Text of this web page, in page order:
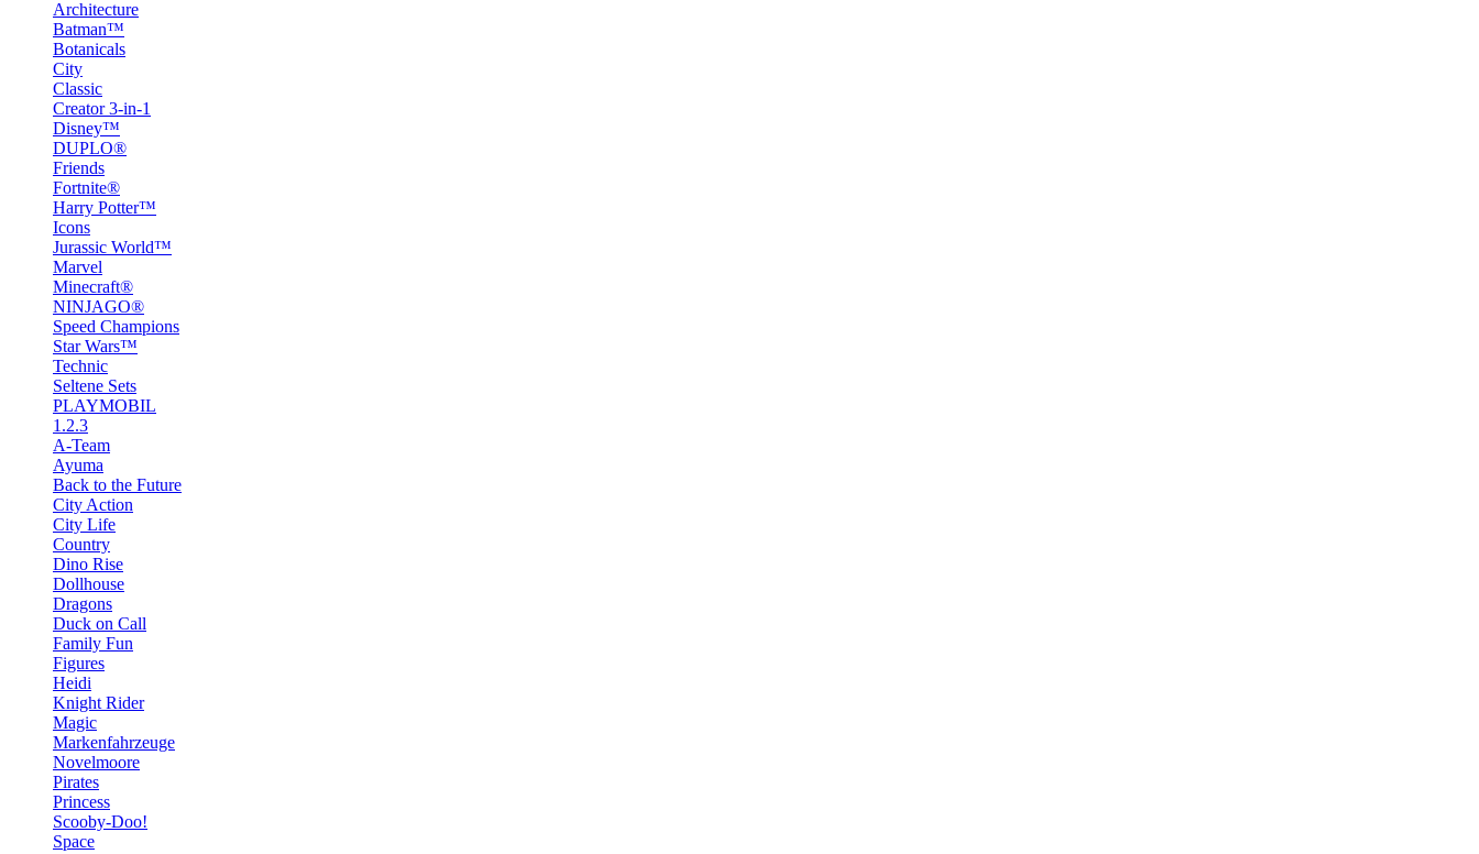
Architecture
Batman™
Botanicals
City
Classic
Creator 3-in-1
Disney™
DUPLO®
Friends
Fortnite®
Harry Potter™
Icons
Jurassic World™
Marvel
Minecraft®
NINJAGO®
Speed Champions
Star Wars™
Technic
Seltene Sets
PLAYMOBIL
1.2.3
A-Team
Ayuma
Back to the Future
City Action
City Life
Country
Dino Rise
Dollhouse
Dragons
Duck on Call
Family Fun
Figures
Heidi
Knight Rider
Magic
Markenfahrzeuge
Novelmoore
Pirates
Princess
Scooby-Doo!
Space